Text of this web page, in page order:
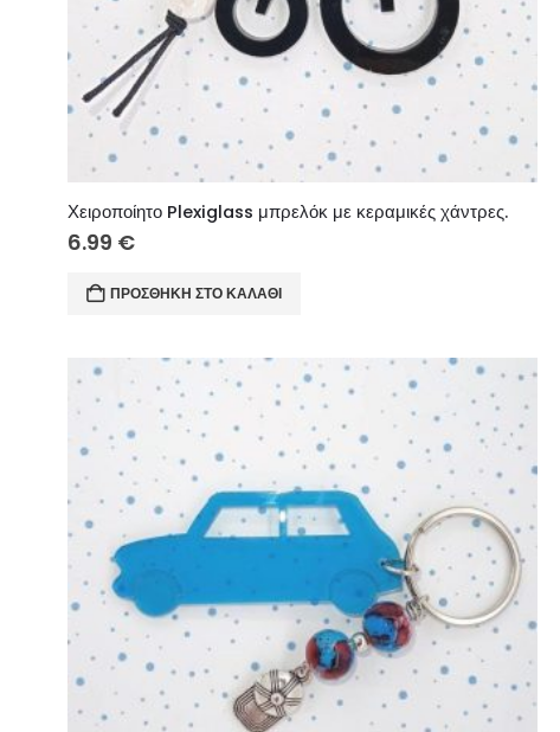
Χειροποίητο Plexiglass μπρελόκ με κεραμικές χάντρες.
6.99 €
ΠΡΟΣΘΉΚΗ ΣΤΟ ΚΑΛΆΘΙ